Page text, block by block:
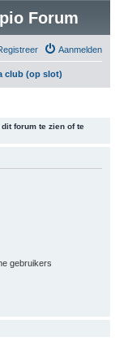
Forum
Aanmelden
club (op slot)
forum te zien of te
gebruikers